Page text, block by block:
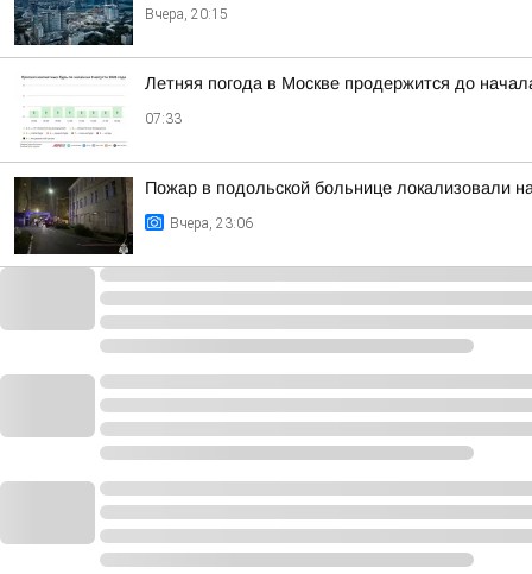
Вчера, 20:15
Летняя погода в Москве продержится до
07:33
Пожар в подольской больнице локализовали
Вчера, 23:06